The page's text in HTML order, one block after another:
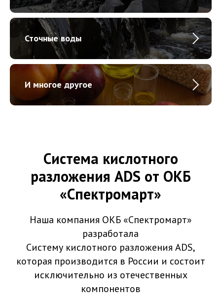
Сточные воды
И многое другое
Система кислотного
разложения ADS от ОКБ
«Спектромарт»
Наша компания ОКБ «Спектромарт»
разработала
Систему кислотного разложения ADS,
которая производится в России и состоит
исключительно из отечественных
компонентов